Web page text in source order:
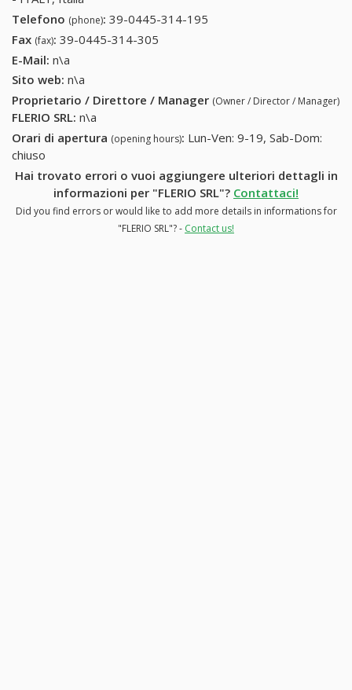
Telefono (phone): 39-0445-314-195
Fax (fax): 39-0445-314-305
E-Mail: n\a
Sito web: n\a
Proprietario / Direttore / Manager (Owner / Director / Manager)
FLERIO SRL: n\a
Orari di apertura (opening hours): Lun-Ven: 9-19, Sab-Dom:
chiuso
Hai trovato errori o vuoi aggiungere ulteriori dettagli in
informazioni per "FLERIO SRL"? Contattaci!
Did you find errors or would like to add more details in informations for
"FLERIO SRL"? - Contact us!